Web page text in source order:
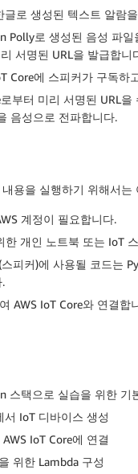
로 생성된 텍스트 알람
Polly로 생성된 음성 파
서명된 URL을 발급합니
Core에 스피커가 구독
부터 미리 서명된 URL
음성으로 전파합니다.
용을 실행하기 위해서
계정이 필요합니다.
한 개인 노트북 또는 IoT
피커)에 사용될 코드는
AWS IoT Core와 연결합
스택으로 실습을 위한 기
서 IoT 디바이스 생성
IoT Core에 연결
위한 Lambda 구성